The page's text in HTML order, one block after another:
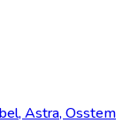
Astra, Osstem